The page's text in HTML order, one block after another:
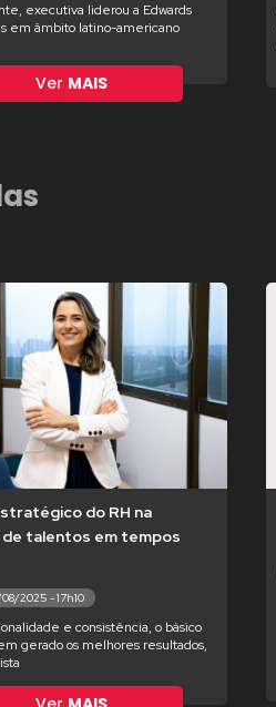
executiva liderou a Edwards
em âmbito latino-americano
Ver MAIS
do RH na
talentos em tempos
2025 - 17h10
e consistência, o básico
gerado os melhores resultados,